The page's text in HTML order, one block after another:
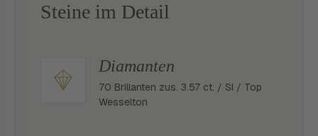
Steine im Detail
Diamanten
70 Brillanten zus. 3.57 ct. / SI / Top
Wesselton